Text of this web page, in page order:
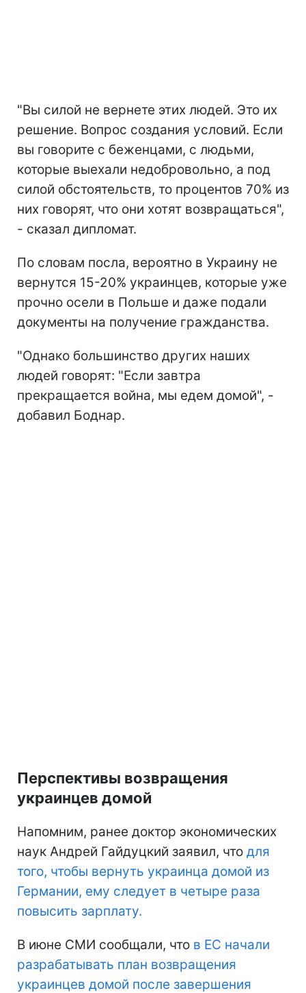
"Вы силой не вернете этих людей. Это их
решение. Вопрос создания условий. Если
вы говорите с беженцами, с людьми,
которые выехали недобровольно, а под
силой обстоятельств, то процентов 70% из
них говорят, что они хотят возвращаться",
- сказал дипломат.
По словам посла, вероятно в Украину не
вернутся 15-20% украинцев, которые уже
прочно осели в Польше и даже подали
документы на получение гражданства.
"Однако большинство других наших
людей говорят: "Если завтра
прекращается война, мы едем домой", -
добавил Боднар.
Перспективы возвращения
украинцев домой
Напомним, ранее доктор экономических
наук Андрей Гайдуцкий заявил, что для
того, чтобы вернуть украинца домой из
Германии, ему следует в четыре раза
повысить зарплату.
В июне СМИ сообщали, что в ЕС начали
разрабатывать план возвращения
украинцев домой после завершения